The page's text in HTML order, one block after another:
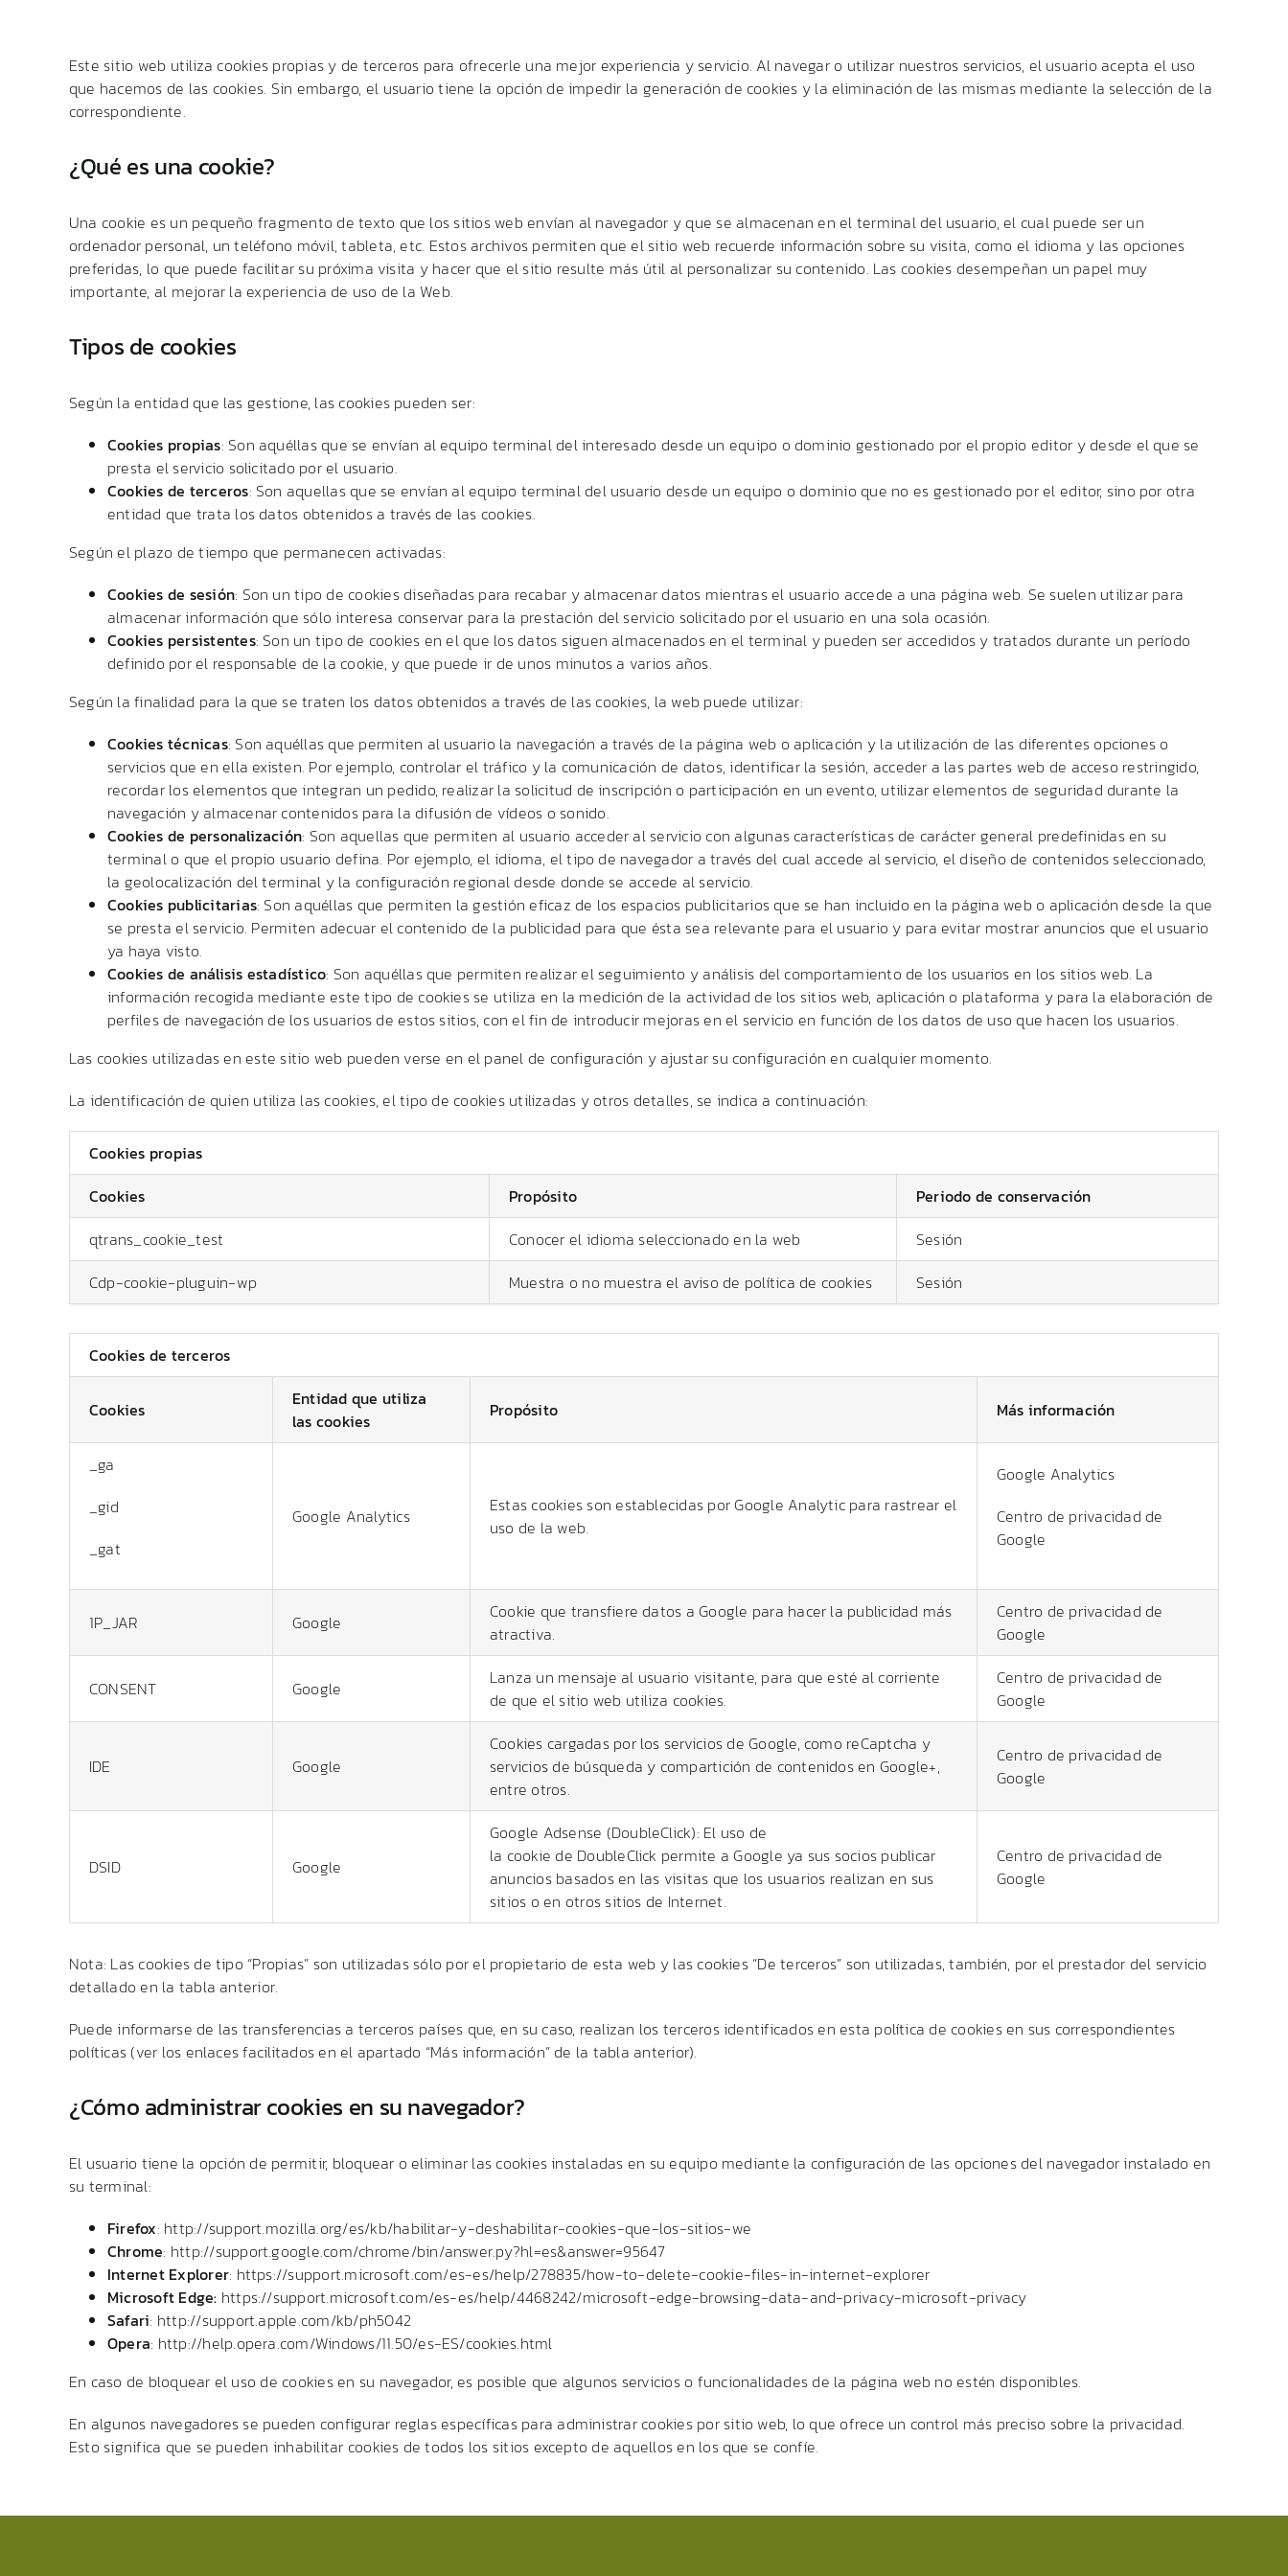
Este sitio web utiliza cookies propias y de terceros para ofrecerle una mejor experiencia y servicio. Al navegar o utilizar nuestros servicios, el usuario acepta el uso
que hacemos de las cookies. Sin embargo, el usuario tiene la opción de impedir la generación de cookies y la eliminación de las mismas mediante la selección de la
correspondiente.
¿Qué es una cookie?
Una cookie es un pequeño fragmento de texto que los sitios web envían al navegador y que se almacenan en el terminal del usuario, el cual puede ser un
ordenador personal, un teléfono móvil, tableta, etc. Estos archivos permiten que el sitio web recuerde información sobre su visita, como el idioma y las opciones
preferidas, lo que puede facilitar su próxima visita y hacer que el sitio resulte más útil al personalizar su contenido. Las cookies desempeñan un papel muy
importante, al mejorar la experiencia de uso de la Web.
Tipos de cookies
Según la entidad que las gestione, las cookies pueden ser:
Cookies propias: Son aquéllas que se envían al equipo terminal del interesado desde un equipo o dominio gestionado por el propio editor y desde el que se
presta el servicio solicitado por el usuario.
Cookies de terceros: Son aquellas que se envían al equipo terminal del usuario desde un equipo o dominio que no es gestionado por el editor, sino por otra
entidad que trata los datos obtenidos a través de las cookies.
Según el plazo de tiempo que permanecen activadas:
Cookies de sesión: Son un tipo de cookies diseñadas para recabar y almacenar datos mientras el usuario accede a una página web. Se suelen utilizar para
almacenar información que sólo interesa conservar para la prestación del servicio solicitado por el usuario en una sola ocasión.
Cookies persistentes: Son un tipo de cookies en el que los datos siguen almacenados en el terminal y pueden ser accedidos y tratados durante un período
definido por el responsable de la cookie, y que puede ir de unos minutos a varios años.
Según la finalidad para la que se traten los datos obtenidos a través de las cookies, la web puede utilizar:
Cookies técnicas: Son aquéllas que permiten al usuario la navegación a través de la página web o aplicación y la utilización de las diferentes opciones o
servicios que en ella existen. Por ejemplo, controlar el tráfico y la comunicación de datos, identificar la sesión, acceder a las partes web de acceso restringido,
recordar los elementos que integran un pedido, realizar la solicitud de inscripción o participación en un evento, utilizar elementos de seguridad durante la
navegación y almacenar contenidos para la difusión de vídeos o sonido.
Cookies de personalización: Son aquellas que permiten al usuario acceder al servicio con algunas características de carácter general predefinidas en su
terminal o que el propio usuario defina. Por ejemplo, el idioma, el tipo de navegador a través del cual accede al servicio, el diseño de contenidos seleccionado,
la geolocalización del terminal y la configuración regional desde donde se accede al servicio.
Cookies publicitarias: Son aquéllas que permiten la gestión eficaz de los espacios publicitarios que se han incluido en la página web o aplicación desde la que
se presta el servicio. Permiten adecuar el contenido de la publicidad para que ésta sea relevante para el usuario y para evitar mostrar anuncios que el usuario
ya haya visto.
Cookies de análisis estadístico: Son aquéllas que permiten realizar el seguimiento y análisis del comportamiento de los usuarios en los sitios web. La
información recogida mediante este tipo de cookies se utiliza en la medición de la actividad de los sitios web, aplicación o plataforma y para la elaboración de
perfiles de navegación de los usuarios de estos sitios, con el fin de introducir mejoras en el servicio en función de los datos de uso que hacen los usuarios.
Las cookies utilizadas en este sitio web pueden verse en el panel de configuración y ajustar su configuración en cualquier momento.
La identificación de quien utiliza las cookies, el tipo de cookies utilizadas y otros detalles, se indica a continuación:
Cookies propias
Cookies
Propósito
Periodo de conservación
qtrans_cookie_test
Conocer el idioma seleccionado en la web
Sesión
Cdp-cookie-pluguin-wp
Muestra o no muestra el aviso de política de cookies Sesión
Cookies de terceros
Cookies
Entidad que utiliza
las cookies
Propósito Más información
_ga
_gid
_gat
Google Analytics
Estas cookies son establecidas por Google Analytic para rastrear el
uso de la web.
Google Analytics
Centro de privacidad de
Google
1P_JAR Google
Cookie que transfiere datos a Google para hacer la publicidad más
atractiva.
Centro de privacidad de
Google
CONSENT Google
Lanza un mensaje al usuario visitante, para que esté al corriente
de que el sitio web utiliza cookies.
Centro de privacidad de
Google
IDE Google
Cookies cargadas por los servicios de Google, como reCaptcha y
servicios de búsqueda y compartición de contenidos en Google+,
entre otros.
Centro de privacidad de
Google
DSID Google
Google Adsense (DoubleClick): El uso de
la cookie de DoubleClick permite a Google ya sus socios publicar
anuncios basados en las visitas que los usuarios realizan en sus
sitios o en otros sitios de Internet.
Centro de privacidad de
Google
Nota: Las cookies de tipo “Propias” son utilizadas sólo por el propietario de esta web y las cookies “De terceros” son utilizadas, también, por el prestador del servicio
detallado en la tabla anterior.
Puede informarse de las transferencias a terceros países que, en su caso, realizan los terceros identificados en esta política de cookies en sus correspondientes
políticas (ver los enlaces facilitados en el apartado “Más información” de la tabla anterior).
¿Cómo administrar cookies en su navegador?
El usuario tiene la opción de permitir, bloquear o eliminar las cookies instaladas en su equipo mediante la configuración de las opciones del navegador instalado en
su terminal:
Firefox: http://support.mozilla.org/es/kb/habilitar-y-deshabilitar-cookies-que-los-sitios-we
Chrome: http://support.google.com/chrome/bin/answer.py?hl=es&answer=95647
Internet Explorer: https://support.microsoft.com/es-es/help/278835/how-to-delete-cookie-files-in-internet-explorer
Microsoft Edge: https://support.microsoft.com/es-es/help/4468242/microsoft-edge-browsing-data-and-privacy-microsoft-privacy
Safari: http://support.apple.com/kb/ph5042
Opera: http://help.opera.com/Windows/11.50/es-ES/cookies.html
En caso de bloquear el uso de cookies en su navegador, es posible que algunos servicios o funcionalidades de la página web no estén disponibles.
En algunos navegadores se pueden configurar reglas específicas para administrar cookies por sitio web, lo que ofrece un control más preciso sobre la privacidad.
Esto significa que se pueden inhabilitar cookies de todos los sitios excepto de aquellos en los que se confíe.